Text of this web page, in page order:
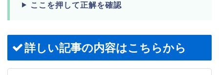
ここを押して正解を確認
詳しい記事の内容はこちらから